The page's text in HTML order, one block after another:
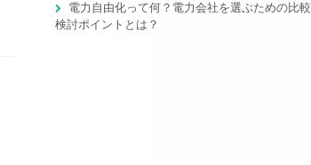
電力自由化って何？電力会社を選ぶための比較
検討ポイントとは？